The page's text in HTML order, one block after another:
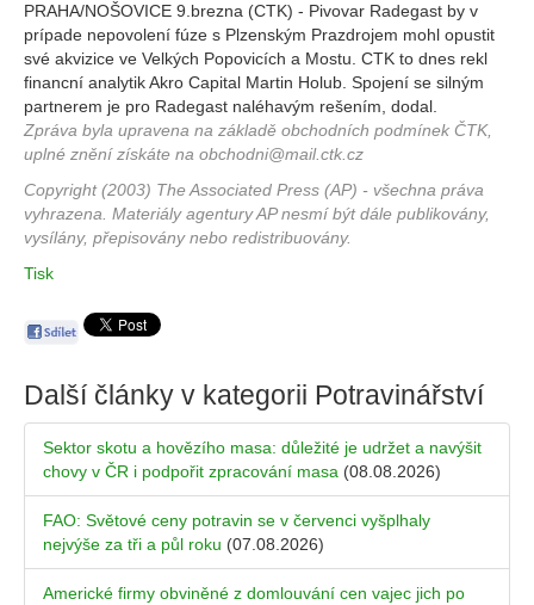
PRAHA/NOŠOVICE 9.brezna (CTK) - Pivovar Radegast by v
prípade nepovolení fúze s Plzenským Prazdrojem mohl opustit
své akvizice ve Velkých Popovicích a Mostu. CTK to dnes rekl
financní analytik Akro Capital Martin Holub. Spojení se silným
partnerem je pro Radegast naléhavým rešením, dodal.
Zpráva byla upravena na základě obchodních podmínek ČTK,
uplné znění získáte na obchodni@mail.ctk.cz
Copyright (2003) The Associated Press (AP) - všechna práva
vyhrazena. Materiály agentury AP nesmí být dále publikovány,
vysílány, přepisovány nebo redistribuovány.
Tisk
Další články v kategorii Potravinářství
Sektor skotu a hovězího masa: důležité je udržet a navýšit
chovy v ČR i podpořit zpracování masa (08.08.2026)
FAO: Světové ceny potravin se v červenci vyšplhaly
nejvýše za tři a půl roku (07.08.2026)
Americké firmy obviněné z domlouvání cen vajec jich po